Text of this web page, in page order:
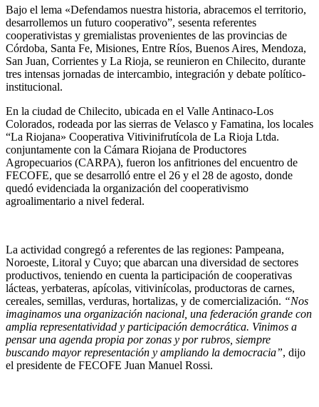
Bajo el lema «Defendamos nuestra historia, abracemos el territorio,
desarrollemos un futuro cooperativo”, sesenta referentes
cooperativistas y gremialistas provenientes de las provincias de
Córdoba, Santa Fe, Misiones, Entre Ríos, Buenos Aires, Mendoza,
San Juan, Corrientes y La Rioja, se reunieron en Chilecito, durante
tres intensas jornadas de intercambio, integración y debate político-
institucional.
En la ciudad de Chilecito, ubicada en el Valle Antinaco-Los
Colorados, rodeada por las sierras de Velasco y Famatina, los locales
“La Riojana» Cooperativa Vitivinifrutícola de La Rioja Ltda.
conjuntamente con la Cámara Riojana de Productores
Agropecuarios (CARPA), fueron los anfitriones del encuentro de
FECOFE, que se desarrolló entre el 26 y el 28 de agosto, donde
quedó evidenciada la organización del cooperativismo
agroalimentario a nivel federal.
La actividad congregó a referentes de las regiones: Pampeana,
Noroeste, Litoral y Cuyo; que abarcan una diversidad de sectores
productivos, teniendo en cuenta la participación de cooperativas
lácteas, yerbateras, apícolas, vitivinícolas, productoras de carnes,
cereales, semillas, verduras, hortalizas, y de comercialización. “Nos
imaginamos una organización nacional, una federación grande con
amplia representatividad y participación democrática. Vinimos a
pensar una agenda propia por zonas y por rubros, siempre
buscando mayor representación y ampliando la democracia”, dijo
el presidente de FECOFE Juan Manuel Rossi.